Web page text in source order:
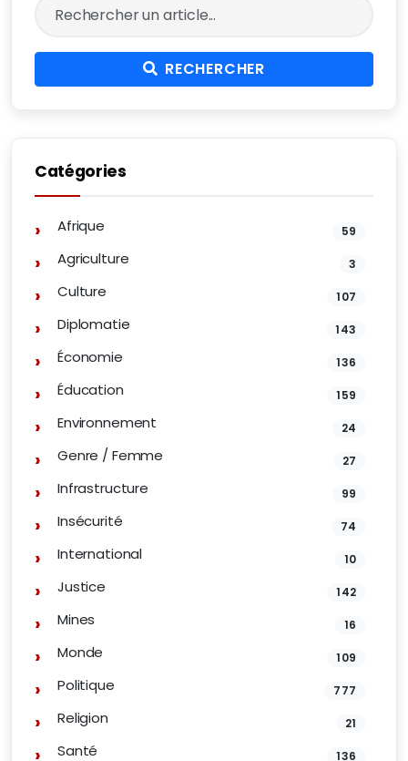
RECHERCHER
Catégories
Afrique 59
Agriculture 3
Culture 107
Diplomatie 143
Économie 136
Éducation 159
Environnement 24
Genre / Femme 27
Infrastructure 99
Insécurité 74
International 10
Justice 142
Mines 16
Monde 109
Politique 777
Religion 21
Santé 136